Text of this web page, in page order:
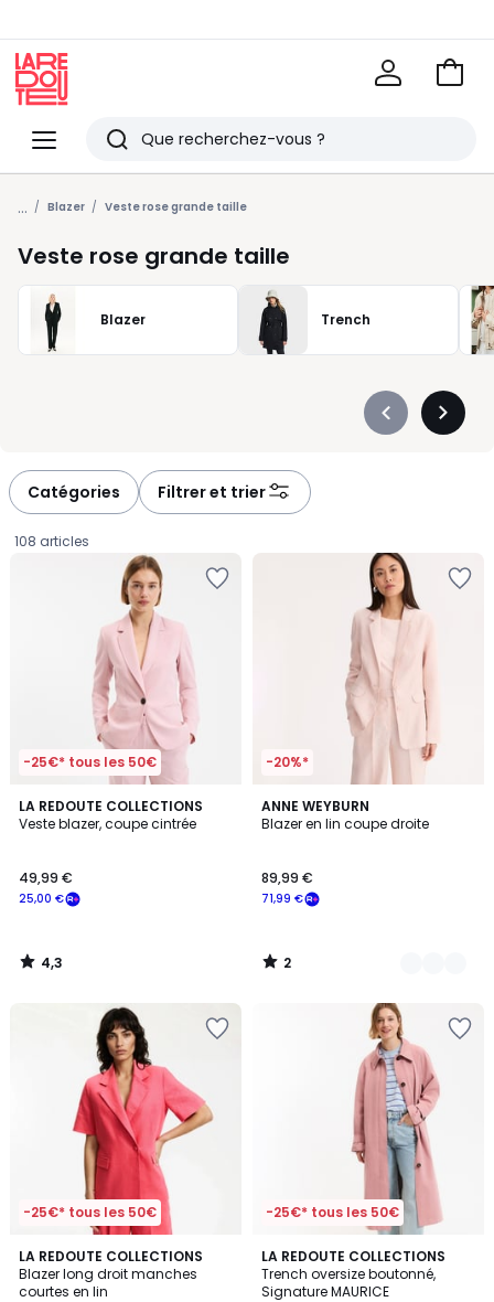
Menu
Redoute
Rechercher
Derniers
articles
vus
Voir
... Blazer Veste rose grande taille
Veste rose grande taille
Blazer Trench
Précédent
Catégories Filtrer et trier
108 articles
-25€* tous les 50€
LA REDOUTE COLLECTIONS
Veste blazer, coupe cintrée
€
souscrivez
notre
programme
25,00 €
49,99 €
4,3
/ 5
4,3
/
-20%*
ANNE WEYBURN
Blazer en lin coupe droite
71,99 €
89,99 €
2
/
2
Couleurs
2
/
-25€* tous les 50€
LA REDOUTE COLLECTIONS
Blazer long droit manches
courtes en lin
5
/
5
-25€* tous les 50€
LA REDOUTE COLLECTIONS
Trench oversize boutonné,
Signature MAURICE
4,1
/ 5